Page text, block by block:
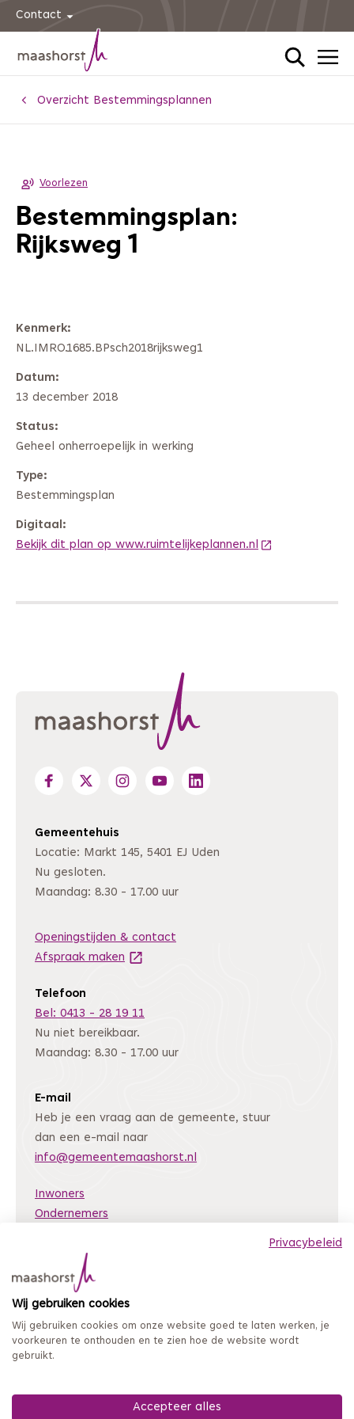
Privacybeleid
Wij gebruiken cookies
Wij gebruiken cookies om onze website goed te laten werken, je
voorkeuren te onthouden en te zien hoe de website wordt
gebruikt.
Accepteer alles
Contact
HomeOverzicht Bestemmingsplannen
Voorlezen
Bestemmingsplan:
Rijksweg 1
Kenmerk
NL.IMRO.1685.BPsch2018rijksweg1
Datum
13 december 2018
Status
Geheel onherroepelijk in werking
Type
Bestemmingsplan
Digitaal
Bekijk dit plan op www.ruimtelijkeplannen.nl (Deze link gaat
Gemeentehuis
Locatie: Markt 145, 5401 EJ Uden
Nu gesloten.
Maandag: 8.30 - 17.00 uur
Openingstijden & contact
Afspraak maken (Deze link gaat naar een andere
Telefoon
Bel: 0413 - 28 19 11
Nu niet bereikbaar.
Maandag: 8.30 - 17.00 uur
E-mail
Heb je een vraag aan de gemeente, stuur
dan een e-mail naar
info@gemeentemaashorst.nl
Inwoners
Ondernemers
Archiefweb(Deze link gaat naar een andere website)
Coordinated Vulnerability Disclosure
Mijn loket
Privacy en persoonsgegevens
Toegankelijkheidsverklaring